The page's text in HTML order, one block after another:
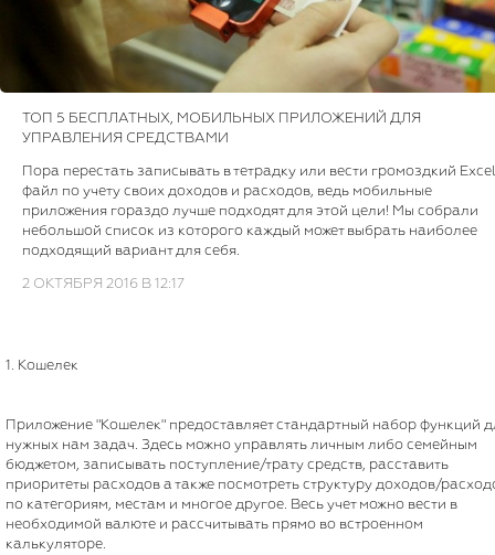
ТОП 5 БЕСПЛАТНЫХ, МОБИЛЬНЫХ ПРИЛОЖЕНИЙ ДЛЯ
УПРАВЛЕНИЯ СРЕДСТВАМИ
Пора перестать записывать в тетрадку или вести громоздкий Excel
файл по учету своих доходов и расходов, ведь мобильные
приложения гораздо лучше подходят для этой цели! Мы собрали
небольшой список из которого каждый может выбрать наиболее
подходящий вариант для себя.
2 ОКТЯБРЯ 2016 В 12:17
1. Кошелек
Приложение "Кошелек" предоставляет стандартный набор функций
нужных нам задач. Здесь можно управлять личным либо семейным
бюджетом, записывать поступление/трату средств, расставить
приоритеты расходов а также посмотреть структуру доходов/
по категориям, местам и многое другое. Весь учет можно вести в
необходимой валюте и рассчитывать прямо во встроенном
калькуляторе.